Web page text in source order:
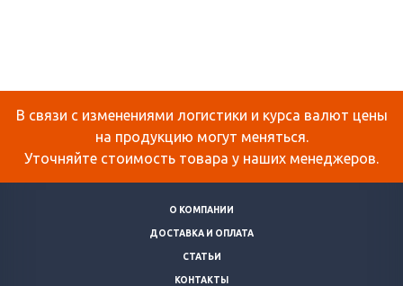
В связи с изменениями логистики и курса валют цены
на продукцию могут меняться.
Уточняйте стоимость товара у наших менеджеров.
О КОМПАНИИ
ДОСТАВКА И ОПЛАТА
СТАТЬИ
КОНТАКТЫ